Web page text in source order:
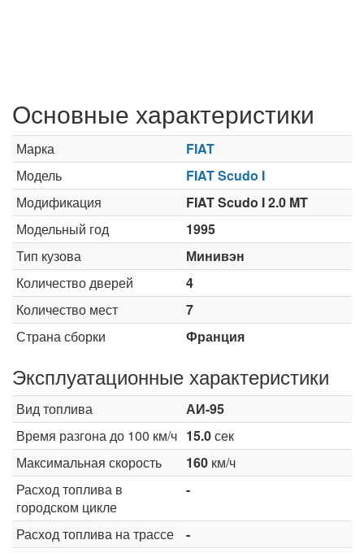
Основные характеристики
Марка
FIAT
Модель
FIAT Scudo I
Модификация
FIAT Scudo I 2.0 MT
Модельный год
1995
Тип кузова
Минивэн
Количество дверей
4
Количество мест
7
Страна сборки
Франция
Эксплуатационные характеристики
Вид топлива
АИ-95
Время разгона до 100 км/ч 15.0сек
Максимальная скорость
160 км/ч
Расход топлива в
городском цикле
-
Расход топлива на трассе
-